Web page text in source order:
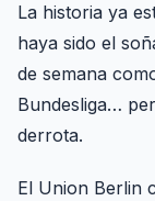
La historia ya
haya sido el
de semana
Bundesliga…
derrota.
El Union Berlin